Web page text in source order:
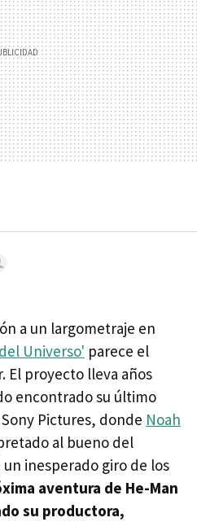
a un largometraje en
Universo' parece el
El proyecto lleva años
encontrado su último
Pictures, donde Noah
al bueno del
inesperado giro de los
aventura de He-Man
su productora,